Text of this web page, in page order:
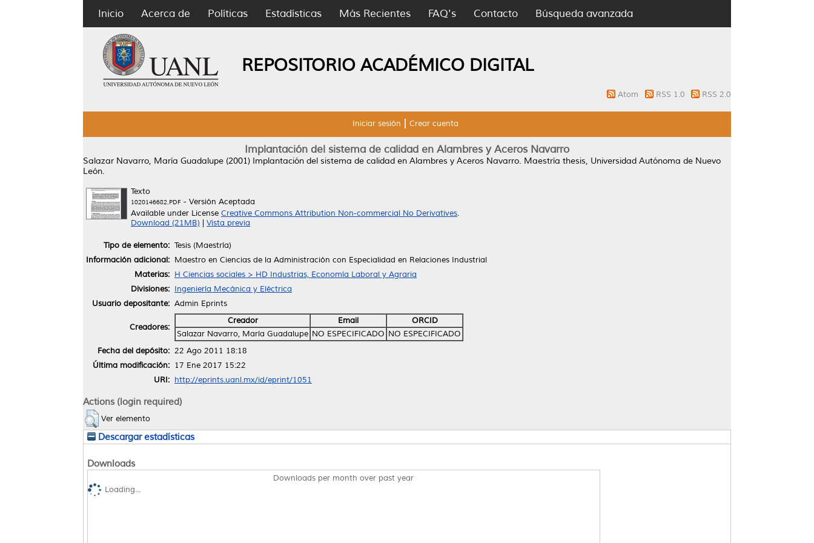
Inicio Acerca de Políticas Estadísticas Más Recientes FAQ's Contacto Búsqueda avanzada
REPOSITORIO ACADÉMICO DIGITAL
Atom RSS 1.0 RSS 2.0
Iniciar sesión Crear cuenta
Implantación del sistema de calidad en Alambres y Aceros Navarro
Salazar Navarro, María Guadalupe (2001) Implantación del sistema de calidad en Alambres y Aceros Navarro. Maestría thesis, Universidad Autónoma de Nuevo
León.
Texto
1020146682.PDF - Versión Aceptada
Available under License Creative Commons Attribution Non-commercial No Derivatives.
Download (21MB)
Vista previa
Tipo de elemento: Tesis (Maestría)
Información adicional: Maestro en Ciencias de la Administración con Especialidad en Relaciones Industrial
Materias: H Ciencias sociales > HD Industrias, Economía Laboral y Agraria
Divisiones: Ingeniería Mecánica y Eléctrica
Usuario depositante: Admin Eprints
Creadores:
Creador Email
ORCID
Salazar Navarro, María Guadalupe NO ESPECIFICADO NO ESPECIFICADO
Fecha del depósito: 22 Ago 2011 18:18
Última modificación: 17 Ene 2017 15:22
URI: http://eprints.uanl.mx/id/eprint/1051
Actions (login required)
Ver elemento
Descargar estadísticas
Downloads
Downloads per month over past year
Loading...